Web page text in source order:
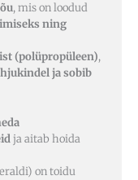
, mis on loodud
ning
(polüpropüleen),
ja sobib
ja aitab hoida
on toidu